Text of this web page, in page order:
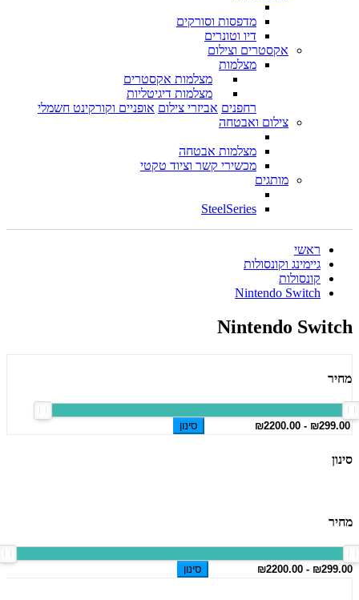
מדפסות וסורקים
דיו וטונרים
אקסטרים וצילום
מצלמות
מצלמות אקסטרים
מצלמות דיגיטליות
רחפנים אביזרי צילום אופניים וקורקינט חשמלי
צילום ואבטחה
מצלמות אבטחה
מכשירי קשר וציוד טקטי
מותגים
SteelSeries
ראשי
גיימינג וקונסולות
קונסולות
Nintendo Switch
Nintendo Switch
מחיר
סינון
סינון
מחיר
סינון